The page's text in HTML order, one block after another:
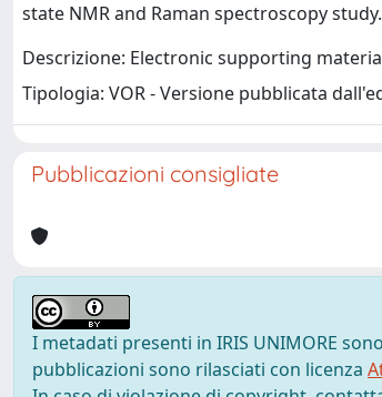
state NMR and Raman spectroscopy
Descrizione: Electronic supporting
Tipologia: VOR - Versione pubblicata
Pubblicazioni consigliate
I metadati presenti in IRIS UNIMORE
pubblicazioni sono rilasciati con licenza